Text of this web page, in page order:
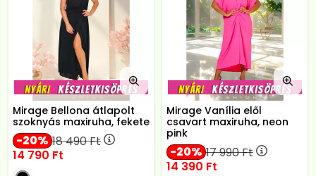
Mirage Bellona átlapolt
szoknyás maxiruha, fekete
20 18 490Ft
14 790 Ft
Mirage Vanília elől
csavart maxiruha, neon
pink
20 17 990Ft
14 390 Ft